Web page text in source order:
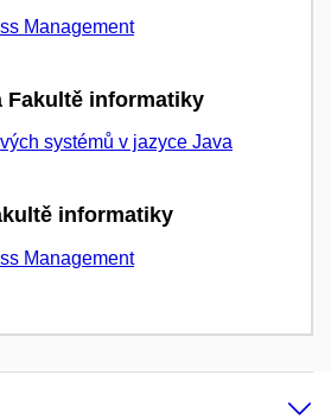
Management
Fakultě informatiky
systémů v jazyce Java
informatiky
Management